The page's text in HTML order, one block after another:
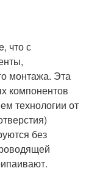
что с
монтажа. Эта
компонентов
технологии от
без